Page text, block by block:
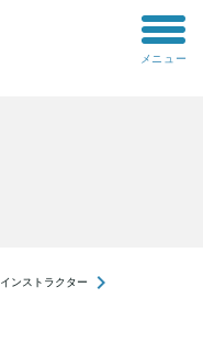
toggle
メニュー
インストラクター navigate_next